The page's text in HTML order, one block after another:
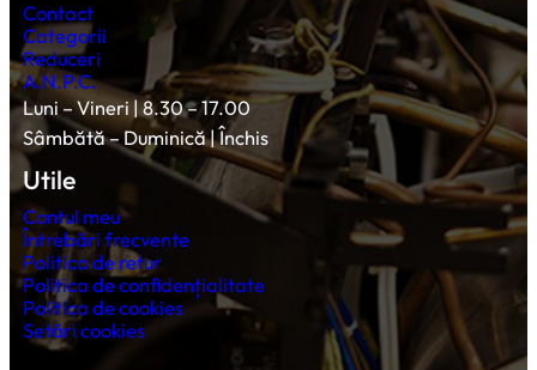
Contact
Categorii
Reduceri
A.N.P.C.
Luni – Vineri | 8.30 – 17.00
Sâmbătă – Duminică | Închis
Utile
Contul meu
Întrebări frecvente
Politica de retur
Politica de confidențialitate
Politica de cookies
Setări cookies